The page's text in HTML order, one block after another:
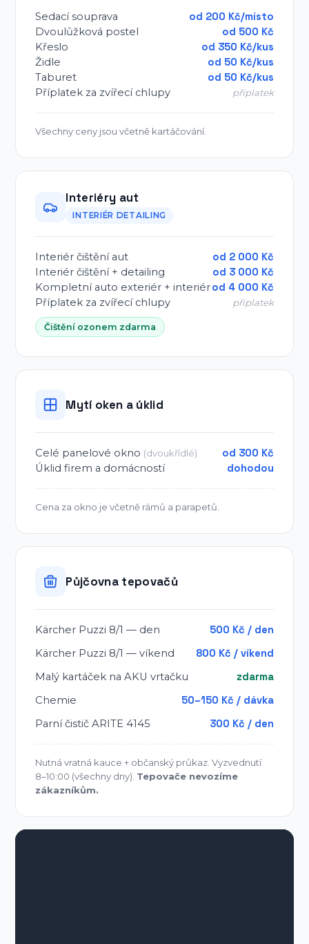
Sedací souprava
od 200 Kč/místo
Dvoulůžková postel
od 500 Kč
Křeslo
od 350 Kč/kus
Židle
od 50 Kč/kus
Taburet
od 50 Kč/kus
Příplatek za zvířecí chlupy
příplatek
Všechny ceny jsou včetně kartáčování.
Interiéry aut
INTERIÉR DETAILING
Interiér čištění aut
od 2 000 Kč
Interiér čištění + detailing
od 3 000 Kč
Kompletní auto exteriér + interiérod 4 000 Kč
Příplatek za zvířecí chlupy
příplatek
Čištění ozonem zdarma
Mytí oken a úklid
Celé panelové okno (dvoukřídlé)
od 300 Kč
Úklid firem a domácností
dohodou
Cena za okno je včetně rámů a parapetů.
Půjčovna tepovačů
Kärcher Puzzi 8/1 — den
500 Kč / den
Kärcher Puzzi 8/1 — víkend
800 Kč / víkend
Malý kartáček na AKU vrtačku
zdarma
Chemie
50–150 Kč / dávka
Parní čistič ARITE 4145
300 Kč / den
Nutná vratná kauce + občanský průkaz. Vyzvednutí
8–10:00 (všechny dny). Tepovače nevozíme
zákazníkům.